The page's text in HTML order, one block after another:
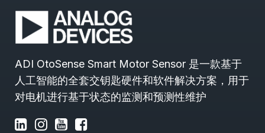
ADI OtoSense Smart Motor Sensor 是一款基于
人工智能的全套交钥匙硬件和软件解决方案，用于
对电机进行基于状态的监测和预测性维护